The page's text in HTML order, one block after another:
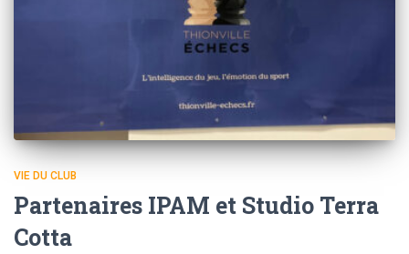
VIE DU CLUB
Partenaires IPAM et Studio Terra
Cotta